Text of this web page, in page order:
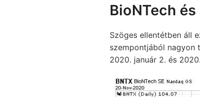
BioNTech
Szöges ellentétben áll
szempontjából nagyon
2020. január 2. és